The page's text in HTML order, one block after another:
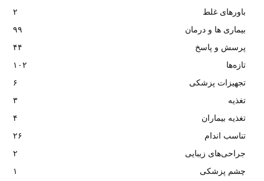
باورهای غلط
۲
بیماری ها و درمان
۹۹
پرسش و پاسخ
۴۴
تازه‌ها
۱۰۲
تجهیزات پزشکی
۶
تغذیه
۳
تغذیه بیماران
۴
تناسب اندام
۲۶
جراحی‌های زیبایی
۲
چشم پزشکی
۱